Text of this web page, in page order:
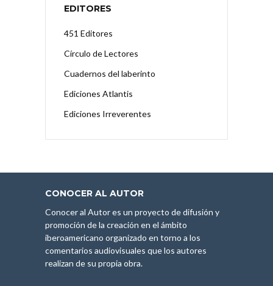
EDITORES
451 Editores
Círculo de Lectores
Cuadernos del laberinto
Ediciones Atlantis
Ediciones Irreverentes
CONOCER AL AUTOR
Conocer al Autor es un proyecto de difusión y
promoción de la creación en el ámbito
iberoamericano organizado en torno a los
comentarios audiovisuales que los autores
realizan de su propia obra.